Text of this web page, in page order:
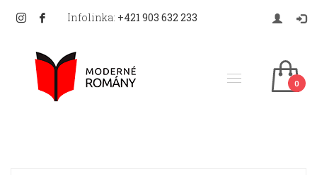
Infolinka: +421 903 632 233